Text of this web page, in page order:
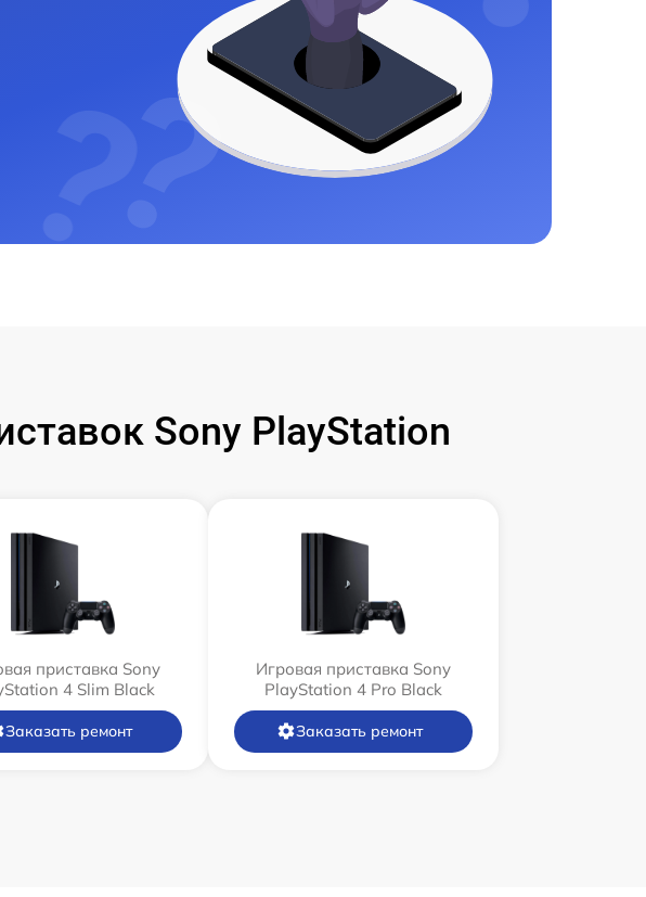
Sony PlayStation
приставка Sony
4 Slim Black
Заказать ремонт
Игровая приставка Sony
PlayStation 4 Pro Black
Заказать ремонт